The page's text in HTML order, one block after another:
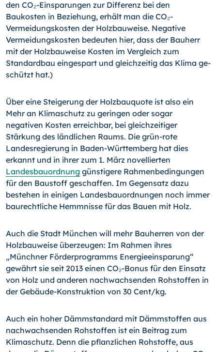
den CO₂-Einsparungen zur Differenz bei den
Baukosten in Beziehung, erhält man die CO₂-
Vermeidungskosten der Holzbau­weise. Negative
Vermeidungskosten bedeuten hier, dass der Bauherr
mit der Holzbau­weise Kosten im Vergleich zum
Standardbau eingespart und gleichzeitig das Klima ge­
schützt hat.)
Über eine Steigerung der Holzbauquote ist also ein
Mehr an Klimaschutz zu geringen oder sogar
negativen Kosten erreichbar, bei gleichzeitiger
Stärkung des ländlichen Raums. Die grün-rote
Landesregierung in Baden-Württemberg hat dies
erkannt und in ihrer zum 1. März novellierten
Landesbauordnung günstigere Rahmenbedingungen
für den Baustoff geschaffen. Im Gegensatz dazu
bestehen in einigen Landesbauordnun­gen noch immer
baurechtliche Hemmnisse für das Bauen mit Holz.
Auch die Stadt München will mehr Bauherren von der
Holzbauweise überzeugen: Im Rahmen ihres
„Münchner Förderprogramms Energieeinsparung“
gewährt sie seit 2013 einen CO₂-Bonus für den Einsatz
von Holz und anderen nachwachsenden Rohstoffen in
der Gebäude-Konstruktion von 30 Cent/kg.
Auch ein hoher Dämmstandard mit Dämmstoffen aus
nachwachsenden Rohstoffen ist ein Beitrag zum
Klimaschutz. Denn die pflanzlichen Rohstoffe, aus